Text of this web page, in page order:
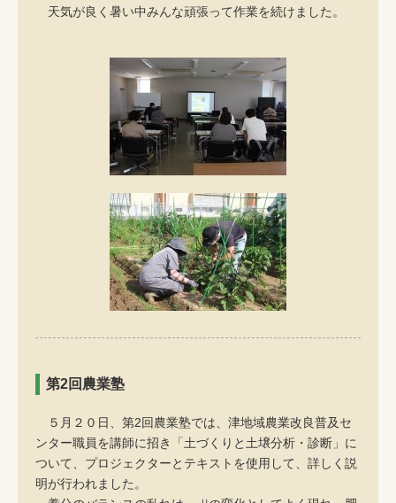
天気が良く暑い中みんな頑張って作業を続けました。
第2回農業塾
５月２０日、第2回農業塾では、津地域農業改良普及セ
ンター職員を講師に招き「土づくりと土壌分析・診断」に
ついて、プロジェクターとテキストを使用して、詳しく説
明が行われました。